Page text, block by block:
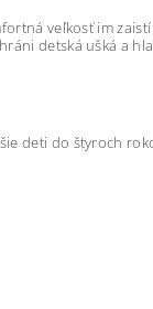
veľkosť im
detská ušká a
deti do štyroch